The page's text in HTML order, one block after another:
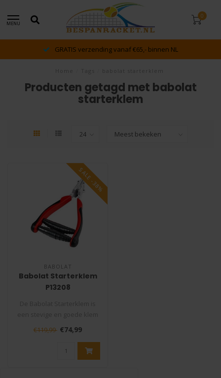
MENU
0
GRATIS verzending vanaf €65,- binnen NL
Producten getagd met babolat
starterklem
SALE -38%
BABOLAT
Babolat Starterklem
P13208
die niet mag ontbreken in
€119,99 €74,99